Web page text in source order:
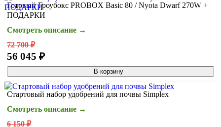
Готовый Гроубокс PROBOX Basic 80 / Nyota Dwarf 270W +
ПОДАРКИ
Смотреть описание →
72 700 ₽
56 045 ₽
В корзину
Стартовый набор удобрений для почвы Simplex
Смотреть описание →
6 150 ₽